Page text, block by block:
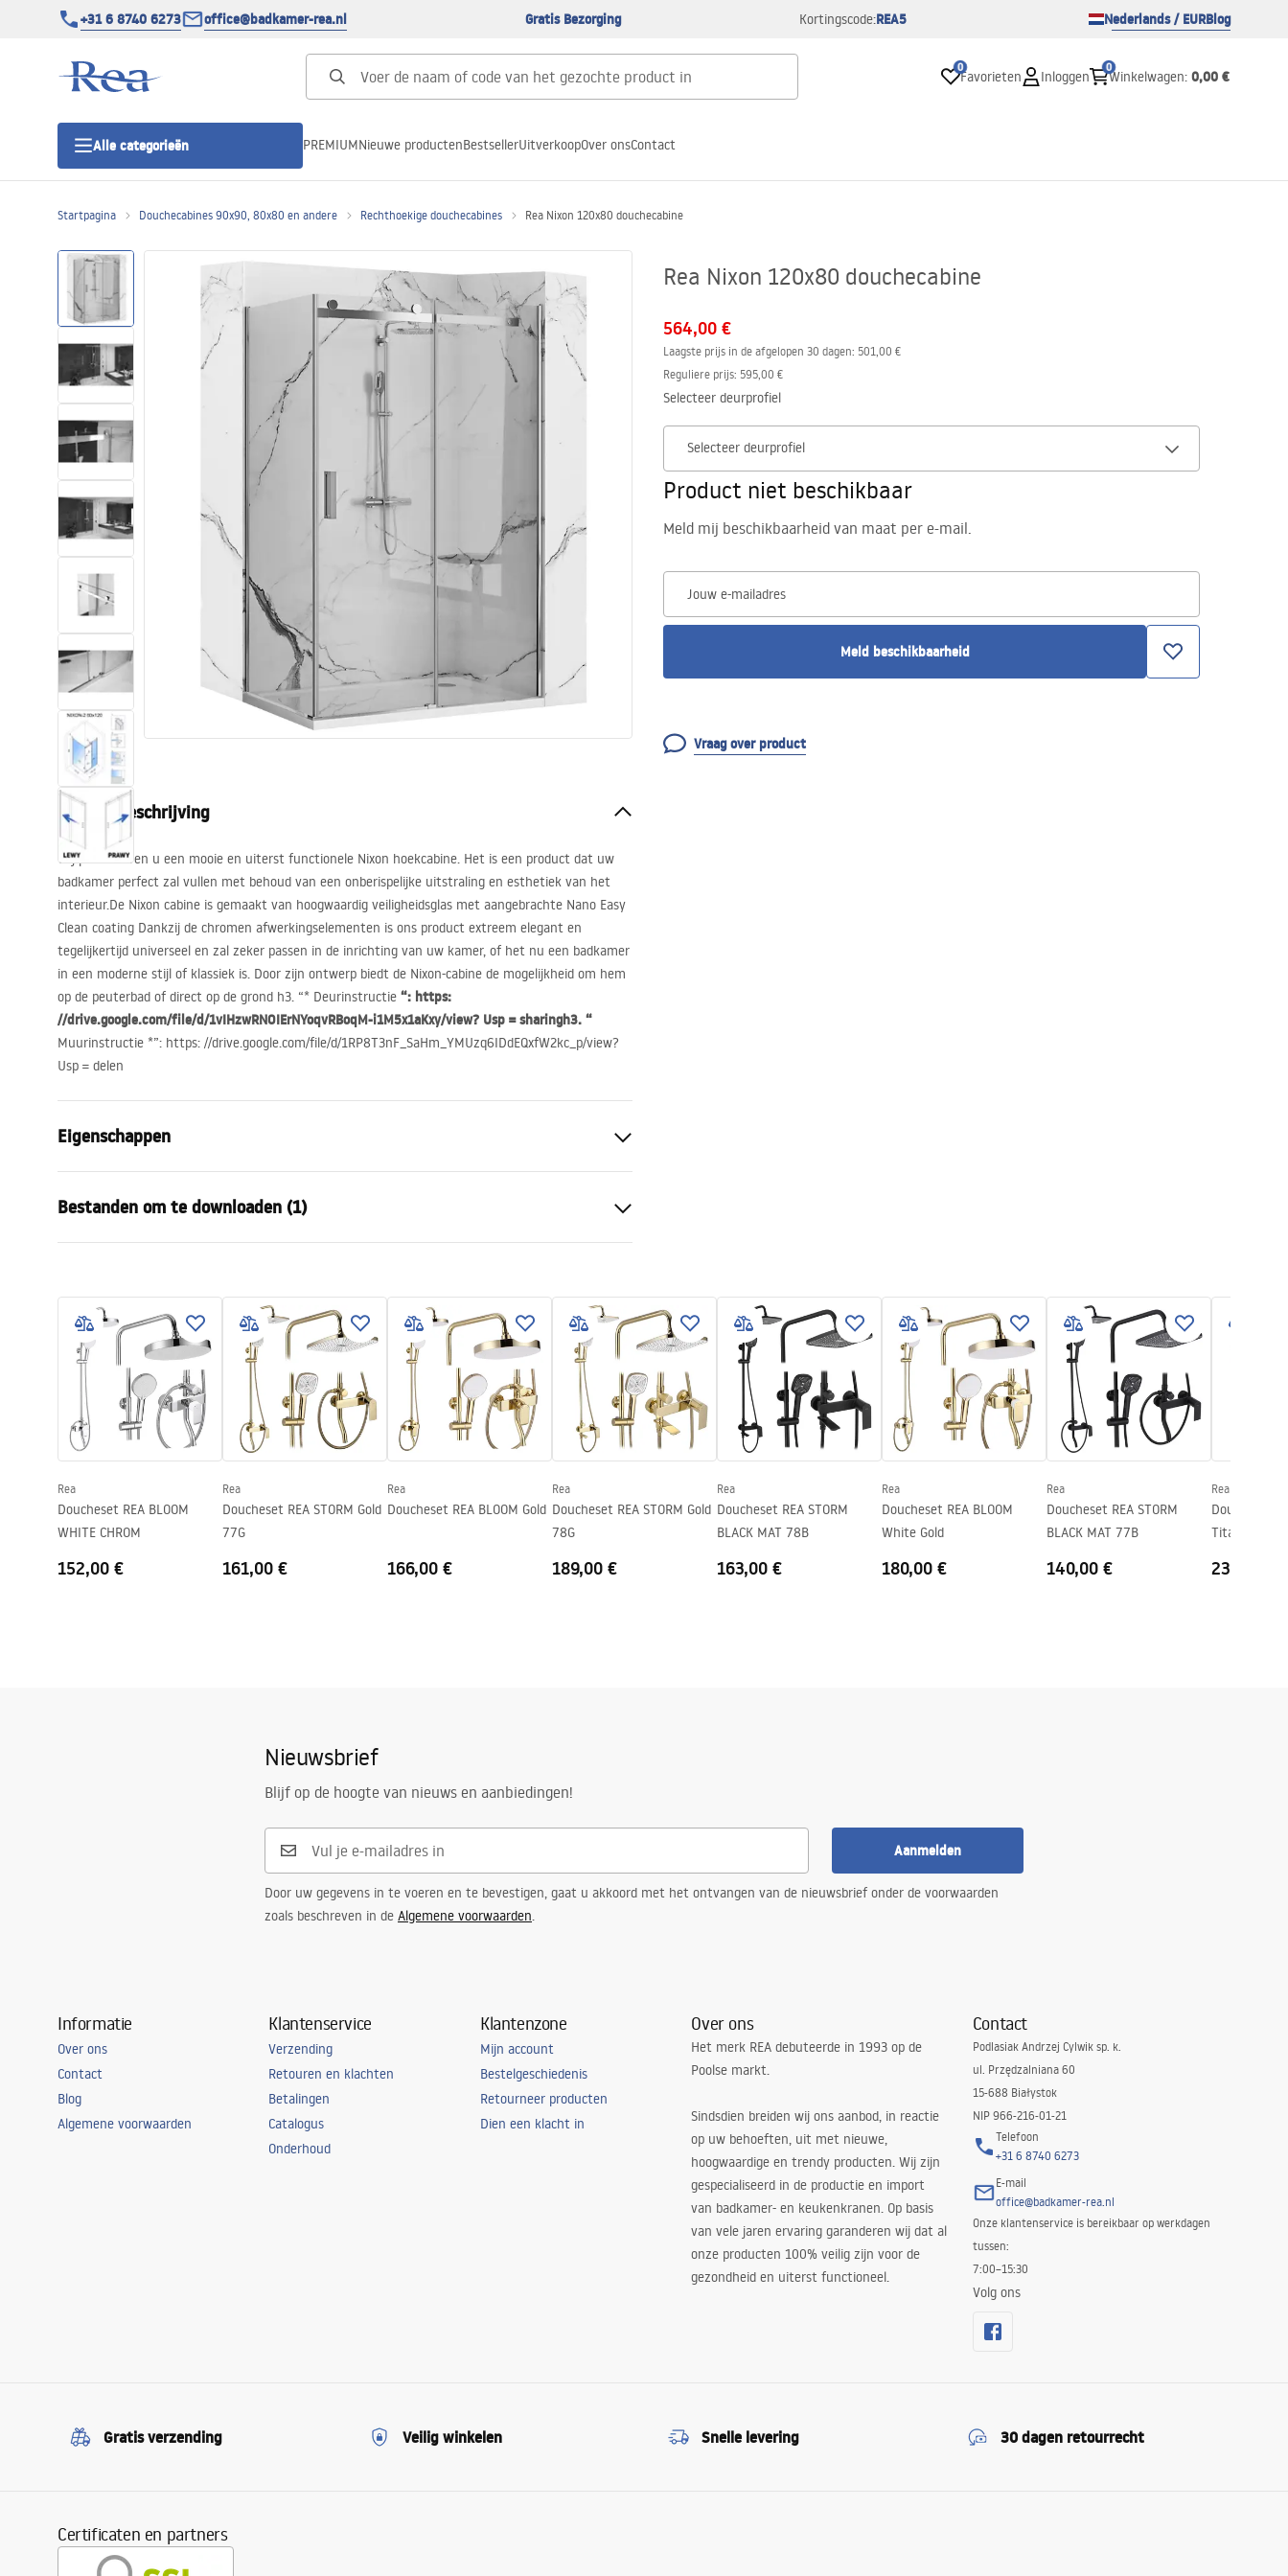
+31 6 8740 6273 office@badkamer-rea.nl Gratis Bezorging Kortingscode:REA5 Nederlands / EURBlog
0
Favorieten Inloggen
0
Winkelwagen: 0,00 €
Alle categorieën
Douchedeur
Douchebakken
Lineaire Douchegoten
Toiletten
Wastafels
Baden en badwanden
Kranen
Douches
Keuken
Badkameraccessoires
PREMIUMNieuwe productenBestsellerUitverkoopOver onsContact
Startpagina Douchecabines 90x90, 80x80 en andere Rechthoekige douchecabines Rea Nixon 120x80 douchecabine
Rea Nixon 120x80 douchecabine
564,00 €
Laagste prijs in de afgelopen 30 dagen: 501,00 €
Reguliere prijs: 595,00 €
Selecteer deurprofiel
Selecteer deurprofiel
Product niet beschikbaar
Meld mij beschikbaarheid van maat per e-mail.
Jouw e-mailadres
Meld beschikbaarheid
Vraag over product
Productbeschrijving
Wij presenteren u een mooie en uiterst functionele Nixon hoekcabine. Het is een product dat uw
badkamer perfect zal vullen met behoud van een onberispelijke uitstraling en esthetiek van het
interieur.De Nixon cabine is gemaakt van hoogwaardig veiligheidsglas met aangebrachte Nano Easy
Clean coating Dankzij de chromen afwerkingselementen is ons product extreem elegant en
tegelijkertijd universeel en zal zeker passen in de inrichting van uw kamer, of het nu een badkamer
in een moderne stijl of klassiek is. Door zijn ontwerp biedt de Nixon-cabine de mogelijkheid om hem
op de peuterbad of direct op de grond h3. “* Deurinstructie “: https:
//drive.google.com/file/d/1vIHzwRNOIErNYoqvRBoqM-i1M5x1aKxy/view? Usp = sharingh3. “
Muurinstructie *”: https: //drive.google.com/file/d/1RP8T3nF_SaHm_YMUzq6IDdEQxfW2kc_p/view?
Usp = delen
Eigenschappen
Kleur
Type cabine
Hoek
De manier van openen
Seria
Nixon
Installatie
Op het peuterbad of op de vloer
Hoogte (mm)
1900
mm
Garantie
24 maanden
Easy Clean-coating
Ja, aan één kant van het glas
Bestanden om te downloaden (1)
shower manual.pdf
Rea
Doucheset REA BLOOM
WHITE CHROM
152,00 €
Rea
Doucheset REA STORM Gold
77G
161,00 €
Rea
Doucheset REA BLOOM Gold
166,00 €
Rea
Doucheset REA STORM Gold
78G
189,00 €
Rea
Doucheset REA STORM
BLACK MAT 78B
163,00 €
Rea
Doucheset REA BLOOM
White Gold
180,00 €
Rea
Doucheset REA STORM
BLACK MAT 77B
140,00 €
Rea
Doucheset
Titanium
231,00 €
Nieuwsbrief
Blijf op de hoogte van nieuws en aanbiedingen!
Aanmelden
Door uw gegevens in te voeren en te bevestigen, gaat u akkoord met het ontvangen van de nieuwsbrief onder de voorwaarden
zoals beschreven in de Algemene voorwaarden.
Informatie
Over ons
Contact
Blog
Algemene voorwaarden
Klantenservice
Verzending
Retouren en klachten
Betalingen
Catalogus
Onderhoud
Klantenzone
Mijn account
Bestelgeschiedenis
Retourneer producten
Dien een klacht in
Over ons
Het merk REA debuteerde in 1993 op de
Poolse markt.
Sindsdien breiden wij ons aanbod, in reactie
op uw behoeften, uit met nieuwe,
hoogwaardige en trendy producten. Wij zijn
gespecialiseerd in de productie en import
van badkamer- en keukenkranen. Op basis
van vele jaren ervaring garanderen wij dat al
onze producten 100% veilig zijn voor de
gezondheid en uiterst functioneel.
Contact
Podlasiak Andrzej Cylwik sp. k.
ul. Przędzalniana 60
15-688 Białystok
NIP 966-216-01-21
Telefoon
+31 6 8740 6273
E-mail
office@badkamer-rea.nl
Onze klantenservice is bereikbaar op werkdagen
tussen:
7:00–15:30
Volg ons
Gratis verzending Veilig winkelen Snelle levering 30 dagen retourrecht
Certificaten en partners